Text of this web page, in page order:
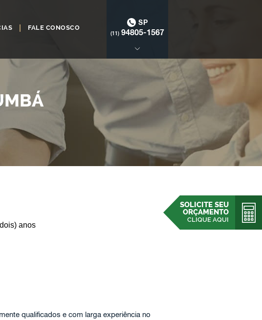
FALE CONOSCO
SP
(11) 94805-1567
SOLICITE SEU
ORÇAMENTO
CLIQUE AQUI
anos
qualificados e com larga experiência no